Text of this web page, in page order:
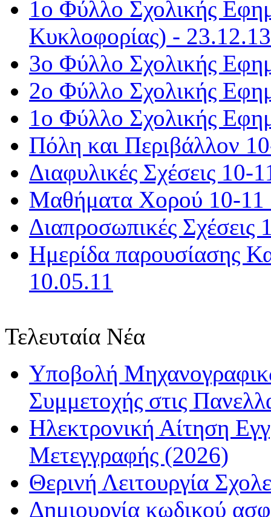
1ο Φύλλο Σχολικής
Κυκλοφορίας) - 23.12.13
3ο Φύλλο Σχολικής
2ο Φύλλο Σχολικής
1ο Φύλλο Σχολικής
Πόλη και Περιβάλλον
Διαφυλικές Σχέσεις 10-
Μαθήματα Χορού 10-11
Διαπροσωπικές
Ημερίδα παρουσίασης
10.05.11
Τελευταία Νέα
Υποβολή
Συμμετοχής στις
Ηλεκτρονική Αίτηση
Μετεγγραφής (2026)
Θερινή Λειτουργία
Δημιουργία κωδικού